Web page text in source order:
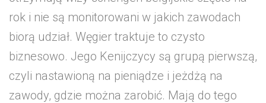
rok i nie są monitorowani w jakich zawodach
biorą udział. Węgier traktuje to czysto
biznesowo. Jego Kenijczycy są grupą pierwszą,
czyli nastawioną na pieniądze i jeżdżą na
zawody, gdzie można zarobić. Mają do tego